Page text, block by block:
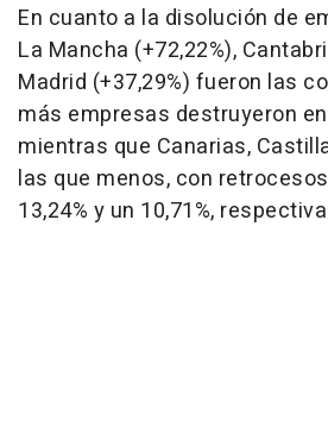
En cuanto a la disolución de
La Mancha (+72,22%),
Madrid (+37,29%) fueron las
más empresas destruyeron
mientras que Canarias,
las que menos, con
13,24% y un 10,71%,